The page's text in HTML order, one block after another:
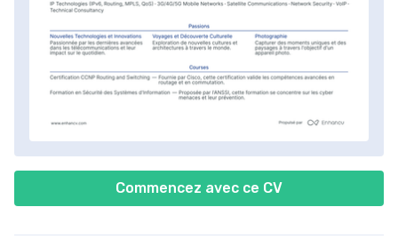
Commencez avec ce CV